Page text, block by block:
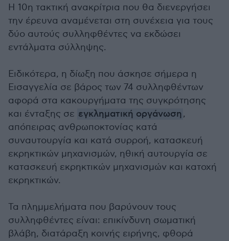
Η 10η τακτική ανακρίτρια που θα διενεργήσει
την έρευνα αναμένεται στη συνέχεια για τους
δύο αυτούς συλληφθέντες να εκδώσει
εντάλματα σύλληψης.
Ειδικότερα, η δίωξη που άσκησε σήμερα η
Εισαγγελία σε βάρος των 74 συλληφθέντων
αφορά στα κακουργήματα της συγκρότησης
και ένταξης σε εγκληματική οργάνωση,
απόπειρας ανθρωποκτονίας κατά
συναυτουργία και κατά συρροή, κατασκευή
εκρηκτικών μηχανισμών, ηθική αυτουργία σε
κατασκευή εκρηκτικών μηχανισμών και κατοχή
εκρηκτικών.
Τα πλημμελήματα που βαρύνουν τους
συλληφθέντες είναι: επικίνδυνη σωματική
βλάβη, διατάραξη κοινής ειρήνης, φθορά